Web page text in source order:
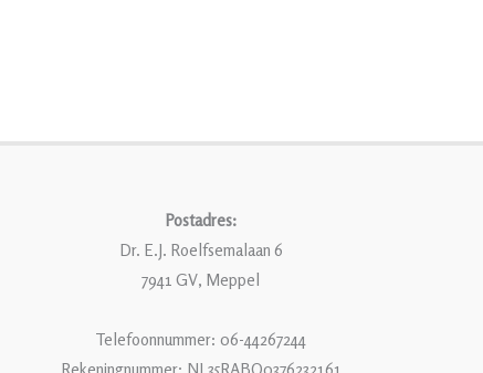
Postadres:
Dr. E.J. Roelfsemalaan 6
7941 GV, Meppel
Telefoonnummer: 06-44267244
Rekeningnummer: NL35RABO0376232161